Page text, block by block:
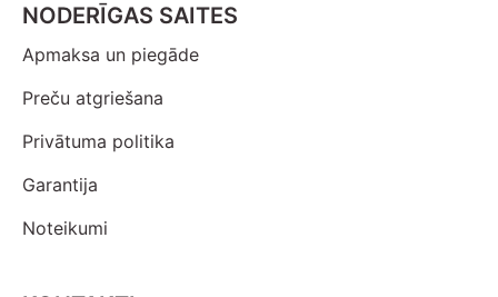
NODERĪGAS SAITES
Apmaksa un piegāde
Preču atgriešana
Privātuma politika
Garantija
Noteikumi